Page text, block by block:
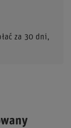
za 30 dni,